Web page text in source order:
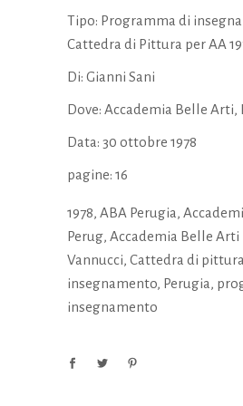
Tipo: Programma di
Cattedra di Pittura per AA
Di: Gianni Sani
Dove: Accademia Belle Arti,
Data: 30 ottobre 1978
pagine: 16
1978, ABA Perugia,
Perug, Accademia Belle Arti
Vannucci, Cattedra di pittura
insegnamento, Perugia,
insegnamento